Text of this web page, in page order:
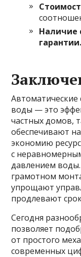
Наличие
гарантии.
Автоматические
воды — это
частных домов,
обеспечивают
экономию
с
давлением
грамотном
упрощают
продлевают
Сегодня
позволяет
от простого
современных